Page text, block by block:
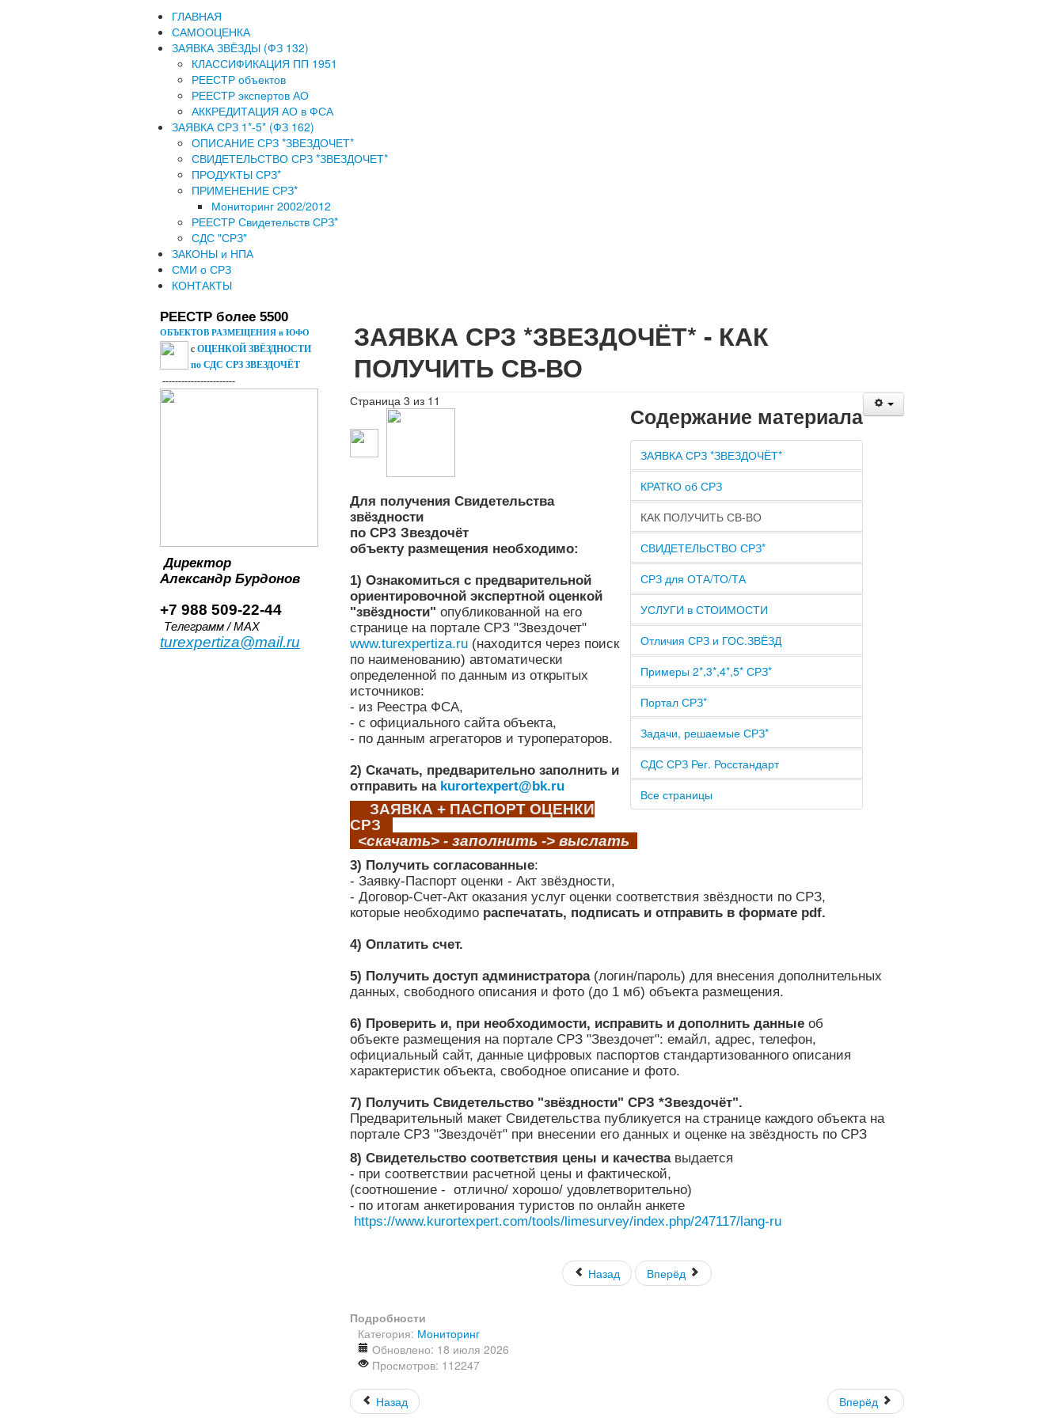
ГЛАВНАЯ
САМООЦЕНКА
ЗАЯВКА ЗВЁЗДЫ (ФЗ 132)
КЛАССИФИКАЦИЯ ПП 1951
РЕЕСТР объектов
РЕЕСТР экспертов АО
АККРЕДИТАЦИЯ АО в ФСА
ЗАЯВКА СРЗ 1*-5* (ФЗ 162)
ОПИСАНИЕ СРЗ *ЗВЕЗДОЧЕТ*
СВИДЕТЕЛЬСТВО СРЗ *ЗВЕЗДОЧЕТ*
ПРОДУКТЫ СРЗ*
ПРИМЕНЕНИЕ СРЗ*
Мониторинг 2002/2012
РЕЕСТР Свидетельств СРЗ*
СДС "СРЗ"
ЗАКОНЫ и НПА
СМИ о СРЗ
КОНТАКТЫ
РЕЕСТР более 5500
ОБЪЕКТОВ РАЗМЕЩЕНИЯ в ЮФО
с ОЦЕНКОЙ ЗВЁЗДНОСТИ
по СДС СРЗ ЗВЕЗДОЧЁТ
-----------------------
Директор
Александр Бурдонов
+7 988 509-22-44
Телеграмм / MAX
turexpertiza@mail.ru
ЗАЯВКА СРЗ *ЗВЕЗДОЧЁТ* - КАК
ПОЛУЧИТЬ СВ-ВО
Содержание материала
ЗАЯВКА СРЗ *ЗВЕЗДОЧЁТ*
КРАТКО об СРЗ
КАК ПОЛУЧИТЬ СВ-ВО
СВИДЕТЕЛЬСТВО СРЗ*
СРЗ для ОТА/ТО/ТА
УСЛУГИ в СТОИМОСТИ
Отличия СРЗ и ГОС.ЗВЁЗД
Примеры 2*,3*,4*,5* СРЗ*
Портал СРЗ*
Задачи, решаемые СРЗ*
СДС СРЗ Рег. Росстандарт
Все страницы
Страница 3 из 11
Для получения Свидетельства
звёздности
по СРЗ Звездочёт
объекту размещения необходимо:
1) Ознакомиться с предварительной
ориентировочной экспертной оценкой
"звёздности" опубликованной на его
странице на портале СРЗ "Звездочет"
www.turexpertiza.ru (находится через поиск
по наименованию) автоматически
определенной по данным из открытых
источников:
- из Реестра ФСА,
- с официального сайта объекта,
- по данным агрегаторов и туроператоров.
2) Скачать, предварительно заполнить и
отправить на kurortexpert@bk.ru
ЗАЯВКА + ПАСПОРТ ОЦЕНКИ
СРЗ
<скачать> - заполнить -> выслать
3) Получить согласованные:
- Заявку-Паспорт оценки - Акт звёздности,
- Договор-Счет-Акт оказания услуг оценки соответствия звёздности по СРЗ,
которые необходимо распечатать, подписать и отправить в формате pdf.
4) Оплатить счет.
5) Получить доступ администратора(логин/пароль) для внесения дополнительных
данных, свободного описания и фото (до 1 мб) объекта размещения.
6) Проверить и, при необходимости, исправить и дополнить данные об
объекте размещения на портале СРЗ "Звездочет": емайл, адрес, телефон,
официальный сайт, данные цифровых паспортов стандартизованного описания
характеристик объекта, свободное описание и фото.
7) Получить Свидетельство "звёздности" СРЗ *Звездочёт".
Предварительный макет Свидетельства публикуется на странице каждого объекта на
портале СРЗ "Звездочёт" при внесении его данных и оценке на звёздность по СРЗ
8) Свидетельство соответствия цены и качества выдается
- при соответствии расчетной цены и фактической,
(соотношение - отлично/ хорошо/ удовлетворительно)
- по итогам анкетирования туристов по онлайн анкете
https://www.kurortexpert.com/tools/limesurvey/index.php/247117/lang-ru
Назад Вперёд
Подробности
Категория: Мониторинг
Обновлено: 18 июля 2026
Просмотров: 112247
Назад Вперёд